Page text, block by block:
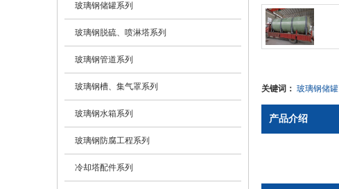
关键词： 玻璃钢储罐
产品介绍
玻璃钢储罐系列
玻璃钢脱硫、喷淋塔系列
玻璃钢管道系列
玻璃钢槽、集气罩系列
玻璃钢水箱系列
玻璃钢防腐工程系列
冷却塔配件系列